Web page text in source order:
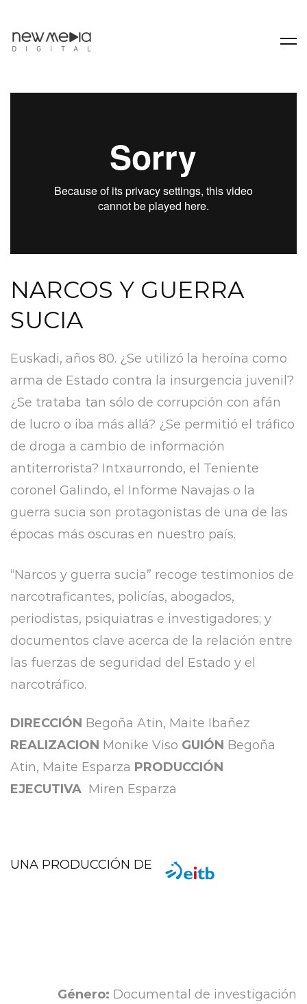
NARCOS Y GUERRA
SUCIA
Euskadi, años 80. ¿Se utilizó la heroína como
arma de Estado contra la insurgencia juvenil?
¿Se trataba tan sólo de corrupción con afán
de lucro o iba más allá? ¿Se permitió el tráfico
de droga a cambio de información
antiterrorista? Intxaurrondo, el Teniente
coronel Galindo, el Informe Navajas o la
guerra sucia son protagonistas de una de las
épocas más oscuras en nuestro país.
“Narcos y guerra sucia” recoge testimonios de
narcotraficantes, policías, abogados,
periodistas, psiquiatras e investigadores; y
documentos clave acerca de la relación entre
las fuerzas de seguridad del Estado y el
narcotráfico.
DIRECCIÓN Begoña Atin, Maite Ibañez
REALIZACION Monike Viso GUIÓN Begoña
Atin, Maite Esparza PRODUCCIÓN
EJECUTIVA Miren Esparza
UNA PRODUCCIÓN DE
Género: Documental de investigación